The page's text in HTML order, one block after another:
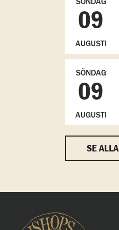
09
AUGUSTI
SÖNDAG
09
AUGUSTI
SE ALLA